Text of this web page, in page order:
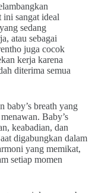
ini sangat ideal
sedang
atau sebagai
juga cocok
kerja karena
diterima semua
baby’s breath yang
Baby’s
keabadian, dan
digabungkan dalam
yang memikat,
setiap momen